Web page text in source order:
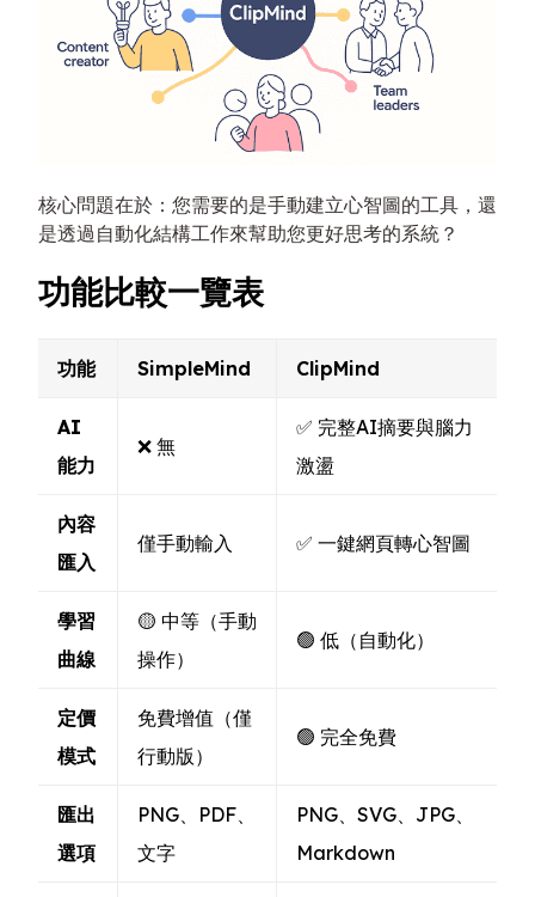
核心問題在於：您需要的是手動建立心智圖的工具，還
是透過自動化結構工作來幫助您更好思考的系統？
功能比較一覽表
功能 SimpleMind ClipMind
AI
能力
❌ 無
✅ 完整AI摘要與腦力
激盪
內容
匯入
僅手動輸入 ✅ 一鍵網頁轉心智圖
學習
曲線
🟡 中等（手動
操作）
🟢 低（自動化）
定價
模式
免費增值（僅
行動版）
🟢 完全免費
匯出
選項
PNG、PDF、
文字
PNG、SVG、JPG、
Markdown